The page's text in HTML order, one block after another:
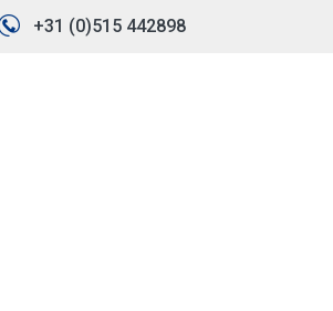
+31 (0)515 442898